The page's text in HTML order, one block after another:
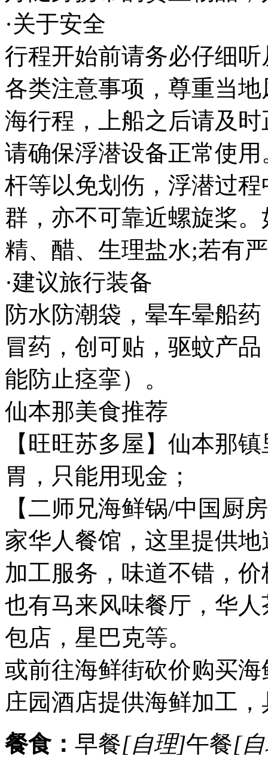
·关于安全
行程开始前请务必仔细
各类注意事项，尊重当
海行程，上船之后请及
请确保浮潜设备正常使
杆等以免划伤，浮潜过
群，亦不可靠近螺旋桨
精、醋、生理盐水;若有
·建议旅行装备
防水防潮袋，晕车晕船
冒药，创可贴，驱蚊产
能防止痉挛）。
仙本那美食推荐
【旺旺苏多屋】仙本那
胃，只能用现金；
【二师兄海鲜锅/中国厨
家华人餐馆，这里提供
加工服务，味道不错，
也有马来风味餐厅，华
包店，星巴克等。
或前往海鲜街砍价购买
庄园酒店提供海鲜加工
餐食： 早餐[自理]午餐[